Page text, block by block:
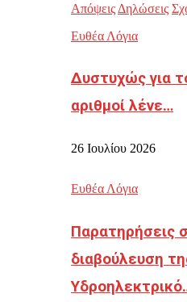
Απόψεις Δηλώσεις
Ευθέα Λόγια
Δυστυχώς για
αριθμοί λένε…
26 Ιουλίου 2026
Ευθέα Λόγια
Παρατηρήσεις
διαβούλευση